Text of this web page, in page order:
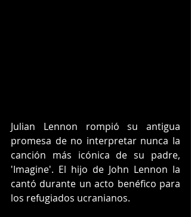
Julian Lennon rompió su antigua
promesa de no interpretar nunca la
canción más icónica de su padre,
'Imagine'. El hijo de John Lennon la
cantó durante un acto benéfico para
los refugiados ucranianos.